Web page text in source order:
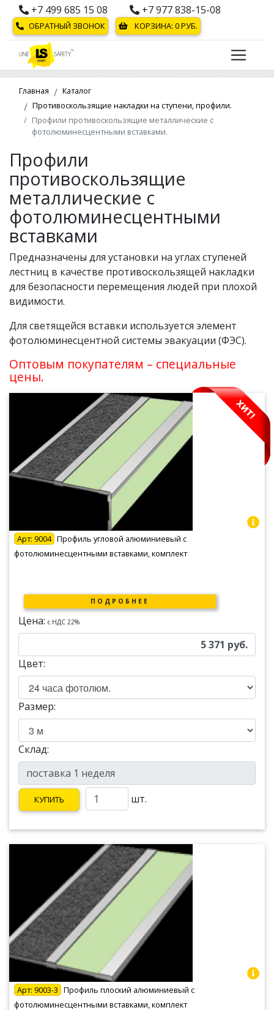
+7 499 685 15 08 +7 977 838-15-08
ОБРАТНЫЙ ЗВОНОК КОРЗИНА: 0РУБ.
Главная
Каталог
Противоскользящие накладки на ступени, профили.
Профили противоскользящие металлические с
фотолюминесцентными вставками.
Профили
противоскользящие
металлические с
фотолюминесцентными
вставками
Предназначены для установки на углах ступеней
лестниц в качестве противоскользящей накладки
для безопасности перемещения людей при плохой
видимости.
Для светящейся вставки используется элемент
фотолюминесцентной системы эвакуации (ФЭС).
Оптовым покупателям – специальные
цены.
Арт: 9004 Профиль угловой алюминиевый с
фотолюминесцентными вставками, комплект
ПОДРОБНЕЕ
Цена: c НДС 22%
5 371 руб.
Цвет:
Размер:
Склад:
КУПИТЬ шт.
Арт: 9003-3 Профиль плоский алюминиевый с
фотолюминесцентными вставками, комплект